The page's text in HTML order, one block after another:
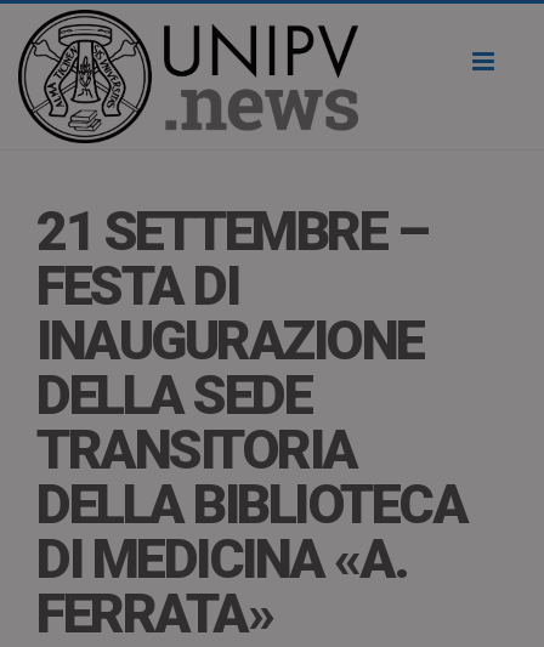
21 SETTEMBRE –
FESTA DI
INAUGURAZIONE
DELLA SEDE
TRANSITORIA
DELLA BIBLIOTECA
DI MEDICINA «A.
FERRATA»